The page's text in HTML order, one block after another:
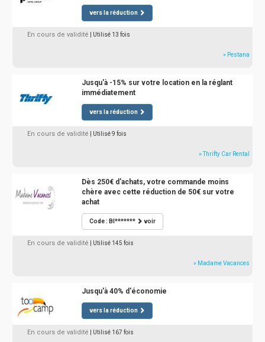
vers la réduction
En cours de validité | Utilisé 13 fois
» Pestana
Jusqu'à -15% sur votre location en la réglant
immédiatement
vers la réduction
En cours de validité | Utilisé 9 fois
» Thrifty Car Rental
Dès 250€ d'achats, votre commande moins
chère avec cette réduction de 50€ sur votre
achat
Code : BI******* voir
En cours de validité | Utilisé 145 fois
» Madame Vacances
Jusqu'à 40% d'économie
vers la réduction
En cours de validité | Utilisé 167 fois